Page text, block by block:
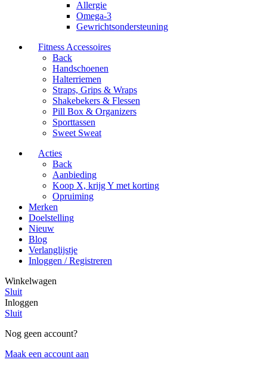
Allergie
Omega-3
Gewrichtsondersteuning
Fitness Accessoires
Back
Handschoenen
Halterriemen
Straps, Grips & Wraps
Shakebekers & Flessen
Pill Box & Organizers
Sporttassen
Sweet Sweat
Acties
Back
Aanbieding
Koop X, krijg Y met korting
Opruiming
Merken
Doelstelling
Nieuw
Blog
Verlanglijstje
Inloggen / Registreren
Winkelwagen
Sluit
Inloggen
Sluit
Nog geen account?
Maak een account aan